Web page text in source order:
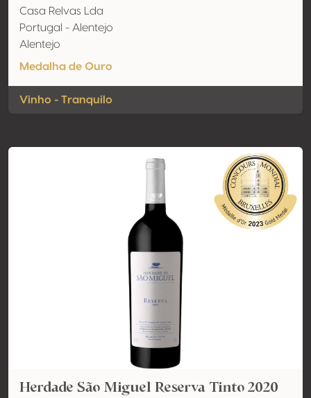
Casa Relvas Lda
Portugal - Alentejo
Alentejo
Medalha de Ouro
Vinho - Tranquilo
Herdade São Miguel Reserva Tinto 2020